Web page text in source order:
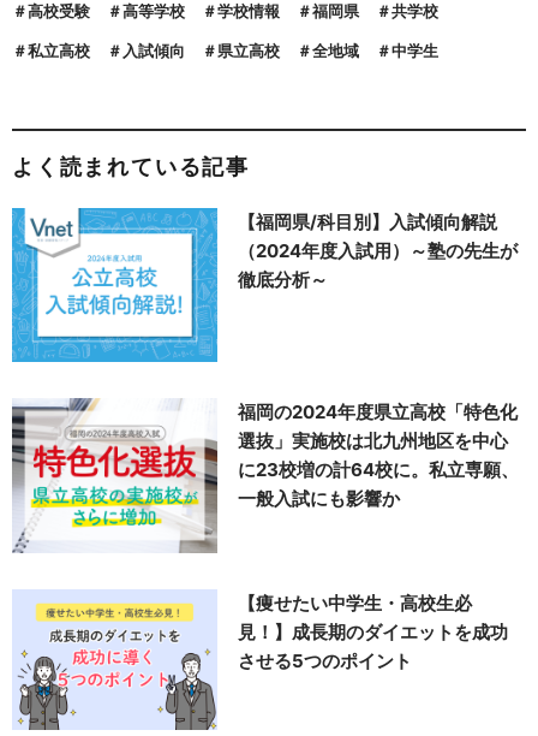
高校受験 高等学校 学校情報 福岡県 共学校
私立高校 入試傾向 県立高校 全地域 中学生
よく読まれている記事
【福岡県/科目別】入試傾向解説
（2024年度入試用）～塾の先生が
徹底分析～
福岡の2024年度県立高校「特色化
選抜」実施校は北九州地区を中心
に23校増の計64校に。私立専願、
一般入試にも影響か
【痩せたい中学生・高校生必
見！】成長期のダイエットを成功
させる5つのポイント